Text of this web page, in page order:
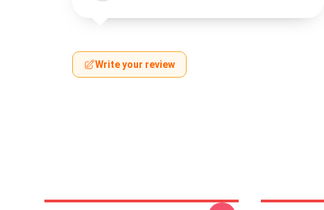
Write your review